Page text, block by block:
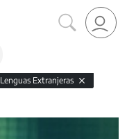
Lenguas Extranjeras